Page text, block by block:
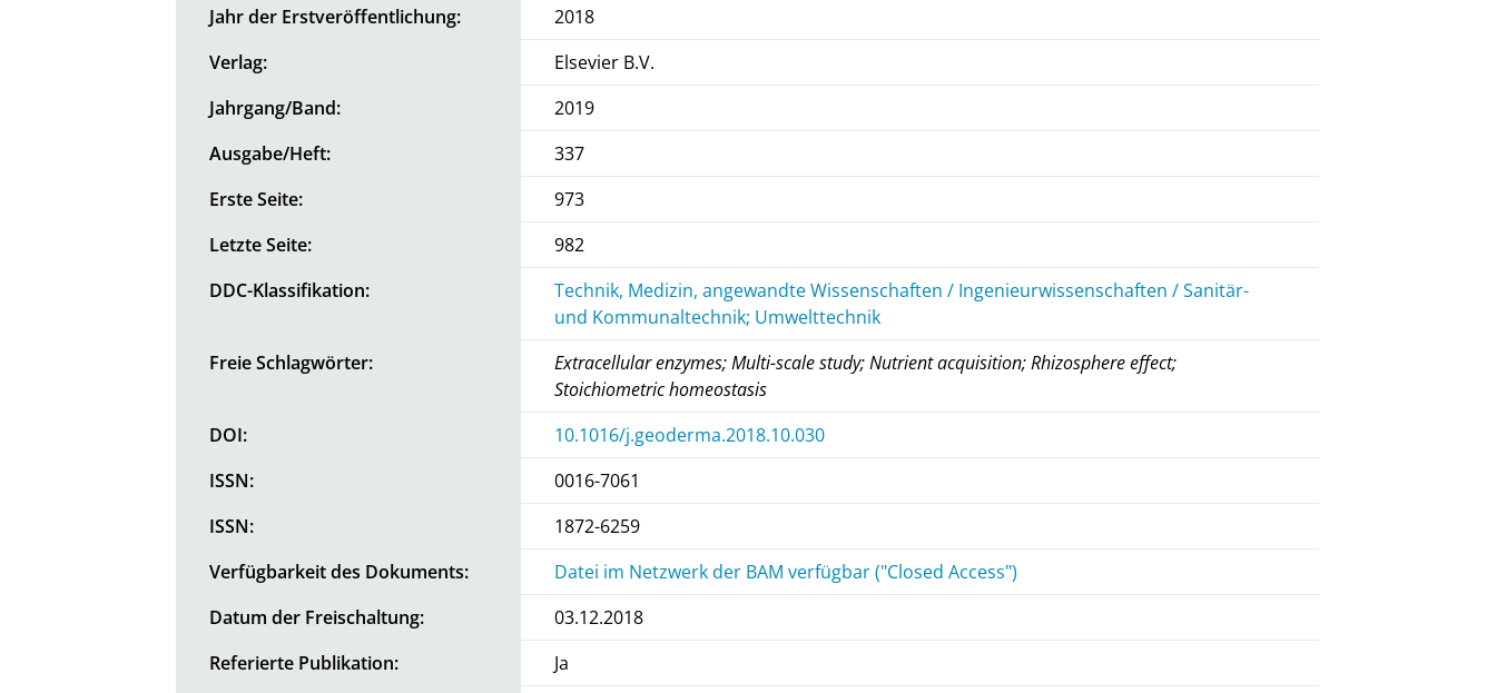
Jahr der Erstveröffentlichung:
2018
Verlag:
Elsevier B.V.
Jahrgang/Band:
2019
Ausgabe/Heft:
337
Erste Seite:
973
Letzte Seite:
982
DDC-Klassifikation:
Technik, Medizin, angewandte Wissenschaften / Ingenieurwissenschaften / Sanitär-
und Kommunaltechnik; Umwelttechnik
Freie Schlagwörter:
Extracellular enzymes; Multi-scale study; Nutrient acquisition; Rhizosphere effect;
Stoichiometric homeostasis
DOI:
10.1016/j.geoderma.2018.10.030
ISSN:
0016-7061
ISSN:
1872-6259
Verfügbarkeit des Dokuments:
Datei im Netzwerk der BAM verfügbar ("Closed Access")
Datum der Freischaltung:
03.12.2018
Referierte Publikation:
Ja